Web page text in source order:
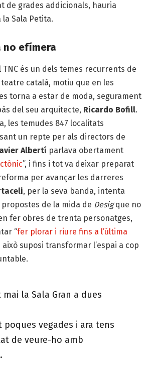
de grades addicionals, hauria
Sala Petita.
no efímera
TNC és un dels temes recurrents de
català, motiu que en les
torna a estar de moda, segurament
del seu arquitecte, Ricardo Bofill.
les temudes 847 localitats
un repte per als directors de
Albertí parlava obertament
”, i fins i tot va deixar preparat
per avançar les darreres
, per la seva banda, intenta
de la mida de Desigque no
fer obres de trenta personatges,
“fer plorar i riure fins a l’última
això suposi transformar l’espai a cop
mai la Sala Gran a dues
poques vegades i ara tens
de veure-ho amb
.